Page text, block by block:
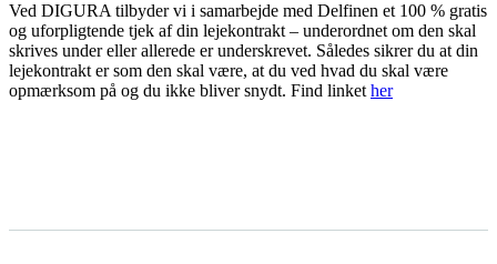
Ved DIGURA tilbyder vi i samarbejde med Delfinen et 100 % gratis
og uforpligtende tjek af din lejekontrakt – underordnet om den skal
skrives under eller allerede er underskrevet. Således sikrer du at din
lejekontrakt er som den skal være, at du ved hvad du skal være
opmærksom på og du ikke bliver snydt. Find linket her